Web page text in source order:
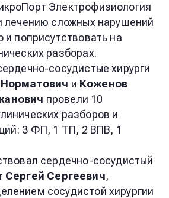
Электрофизиология
лечению сложных нарушений
поприсутствовать на
разборах.
сосудистые хирурги
и Коженов
провели 10
разборов и
3 ФП, 1 ТП, 2 ВПВ, 1
сердечно-сосудистый
Сергей Сергеевич,
сосудистой хирургии